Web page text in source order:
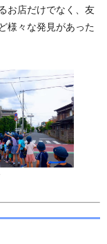
お店だけでなく、友
様々な発見があった